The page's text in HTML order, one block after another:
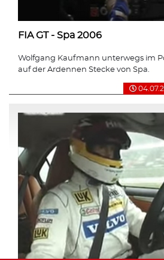
FIA GT - Spa 2006
Wolfgang Kaufmann unterwegs im
auf der Ardennen Stecke von Spa.